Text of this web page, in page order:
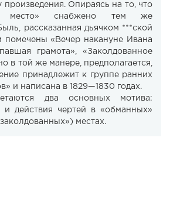
произведения. Опираясь на то, что
место» снабжено тем же
рассказанная дьячком ***ской
помечены «Вечер накануне Ивана
грамота», «Заколдованное
в той же манере, предполагается,
принадлежит к группе ранних
и написана в 1829—1830 годах.
два основных мотива:
и действия чертей в «обманных»
местах.